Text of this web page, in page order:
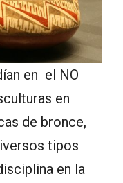
en el NO
en
de bronce,
tipos
en la